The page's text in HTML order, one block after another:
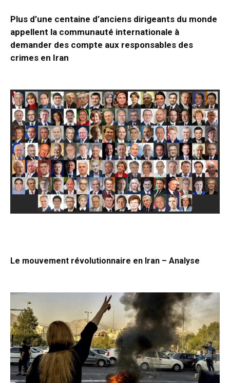
Plus d’une centaine d’anciens dirigeants du monde
appellent la communauté internationale à
demander des compte aux responsables des
crimes en Iran
Le mouvement révolutionnaire en Iran – Analyse